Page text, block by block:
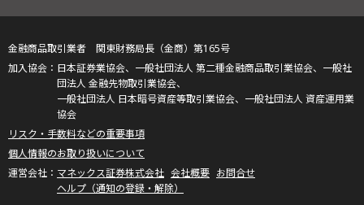
金融商品取引業者 関東財務局長（金商）第165号
日本証券業協会、一般社団法人 第二種金融商品取引業協会、一般社
団法人 金融先物取引業協会、
一般社団法人 日本暗号資産等取引業協会、一般社団法人 資産運用業
協会
リスク・手数料などの重要事項
個人情報のお取り扱いについて
マネックス証券株式会社 会社概要 お問合せ
ヘルプ（通知の登録・解除）